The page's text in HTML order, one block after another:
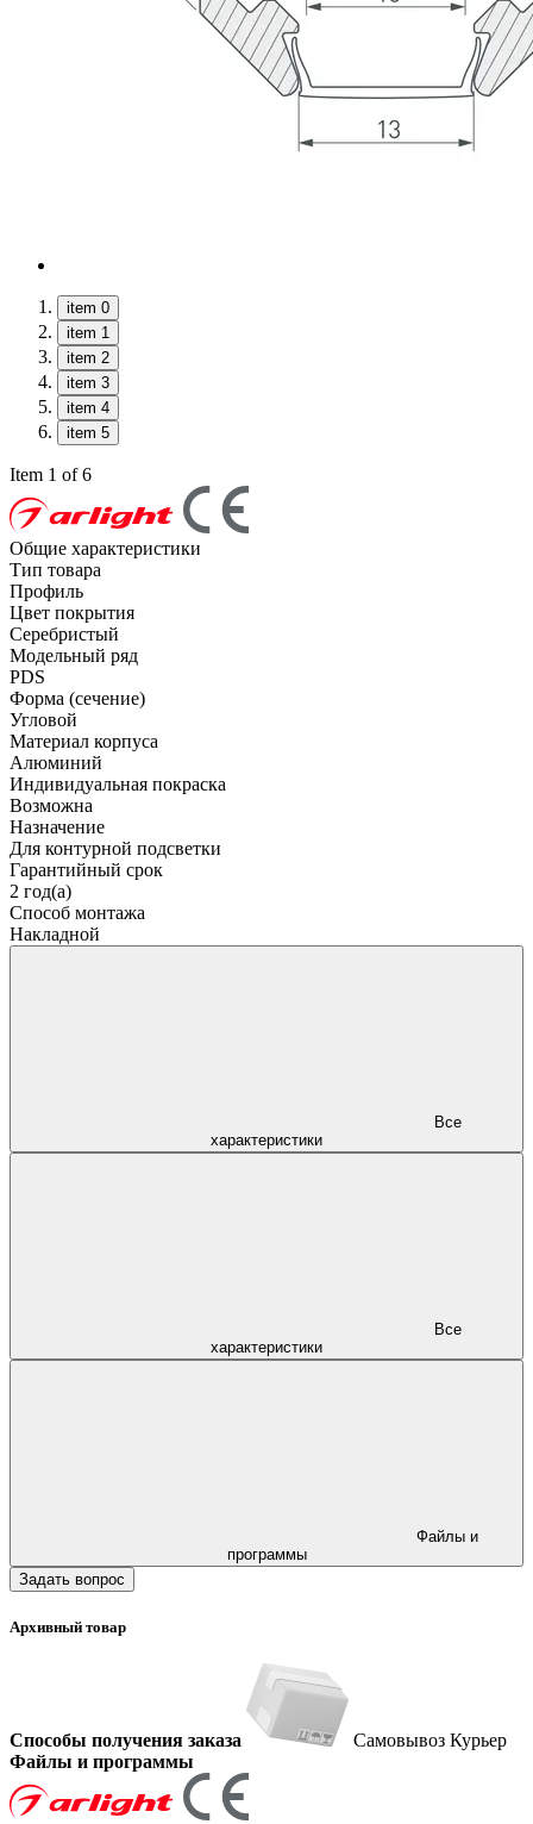
item 0
item 1
item 2
item 3
item 4
item 5
Item 1 of 6
Общие характеристики
Тип товара
Профиль
Цвет покрытия
Серебристый
Модельный ряд
PDS
Форма (сечение)
Угловой
Материал корпуса
Алюминий
Индивидуальная покраска
Возможна
Назначение
Для контурной подсветки
Гарантийный срок
2 год(а)
Способ монтажа
Накладной
характеристики
характеристики
программы
Задать вопрос
Архивный товар
Способы получения заказа Самовывоз Курьер
Файлы и программы